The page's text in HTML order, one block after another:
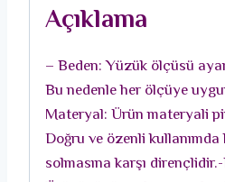
Açıklama
– Beden: Yüzük ölçüsü
Bu nedenle her ölçüye
Materyal: Ürün materyali
Doğru ve özenli
solmasına karşı